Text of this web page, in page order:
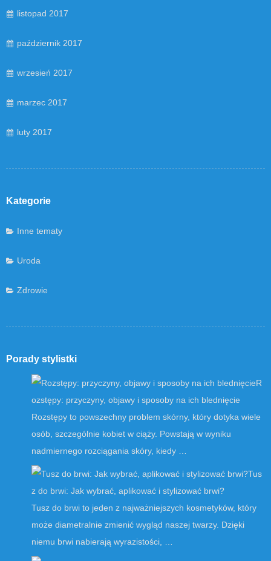
listopad 2017
październik 2017
wrzesień 2017
marzec 2017
luty 2017
Kategorie
Inne tematy
Uroda
Zdrowie
Porady stylistki
R
ozstępy: przyczyny, objawy i sposoby na ich blednięcie
Rozstępy to powszechny problem skórny, który dotyka wiele
osób, szczególnie kobiet w ciąży. Powstają w wyniku
nadmiernego rozciągania skóry, kiedy …
Tus
z do brwi: Jak wybrać, aplikować i stylizować brwi?
Tusz do brwi to jeden z najważniejszych kosmetyków, który
może diametralnie zmienić wygląd naszej twarzy. Dzięki
niemu brwi nabierają wyrazistości, …